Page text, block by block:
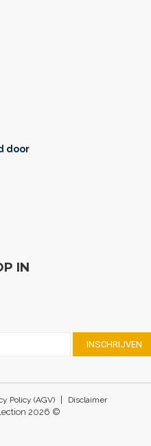
door
IN
INSCHRIJVEN
Policy (AGV) | Disclaimer
2026 ©